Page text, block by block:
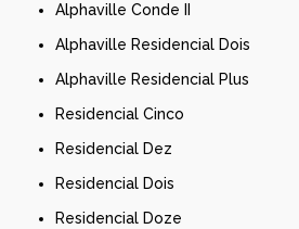
Alphaville Conde II
Alphaville Residencial Dois
Alphaville Residencial Plus
Residencial Cinco
Residencial Dez
Residencial Dois
Residencial Doze